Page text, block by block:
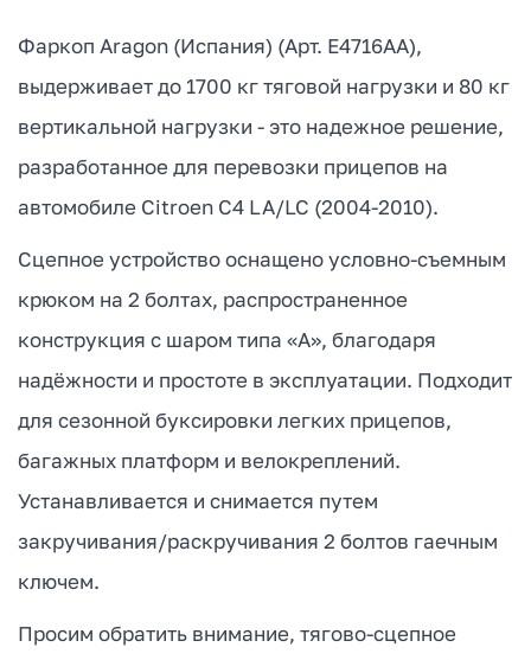
Фаркоп Aragon (Испания) (Арт. E4716AA),
выдерживает до 1700 кг тяговой нагрузки и 80 кг
вертикальной нагрузки - это надежное решение,
разработанное для перевозки прицепов на
автомобиле Citroen C4 LA/LC (2004-2010).
Сцепное устройство оснащено условно-съемным
крюком на 2 болтах, распространенное
конструкция с шаром типа «А», благодаря
надёжности и простоте в эксплуатации. Подходит
для сезонной буксировки легких прицепов,
багажных платформ и велокреплений.
Устанавливается и снимается путем
закручивания/раскручивания 2 болтов гаечным
ключем.
Просим обратить внимание, тягово-сцепное